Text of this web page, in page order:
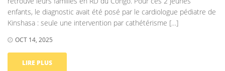
enfants, le diagnostic avait été posé par le cardiologue pédiatre de
Kinshasa : seule une intervention par cathétérisme […]
OCT 14, 2025
LIRE PLUS